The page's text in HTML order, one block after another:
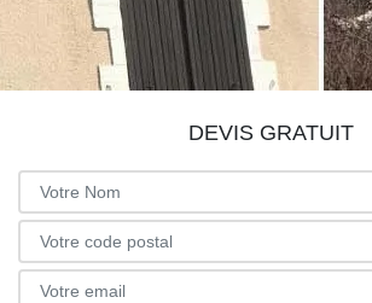
DEVIS GRATUIT